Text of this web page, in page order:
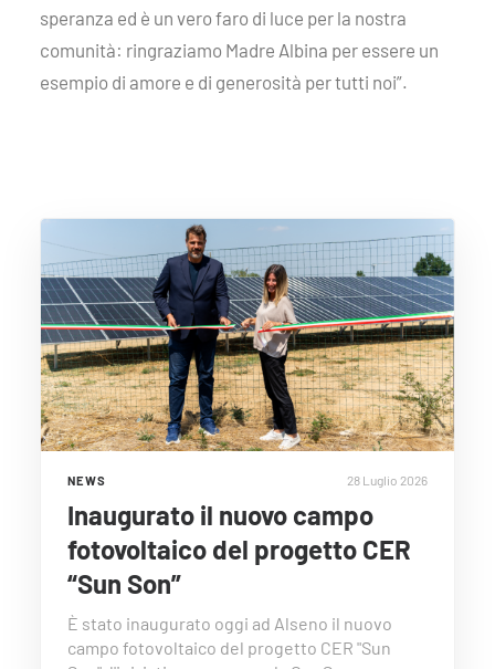
speranza ed è un vero faro di luce per la nostra
comunità: ringraziamo Madre Albina per essere un
esempio di amore e di generosità per tutti noi”.
NEWS 28 Luglio 2026
Inaugurato il nuovo campo
fotovoltaico del progetto CER
“Sun Son”
È stato inaugurato oggi ad Alseno il nuovo
campo fotovoltaico del progetto CER "Sun